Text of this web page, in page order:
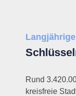
Rund
kreisfreie